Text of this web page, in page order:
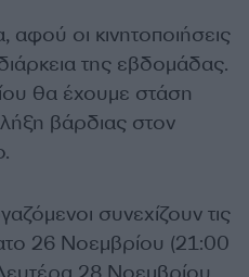
αφού οι κινητοποιήσεις
της εβδομάδας.
θα έχουμε στάση
βάρδιας στον
συνεχίζουν τις
26 Νοεμβρίου (21:00